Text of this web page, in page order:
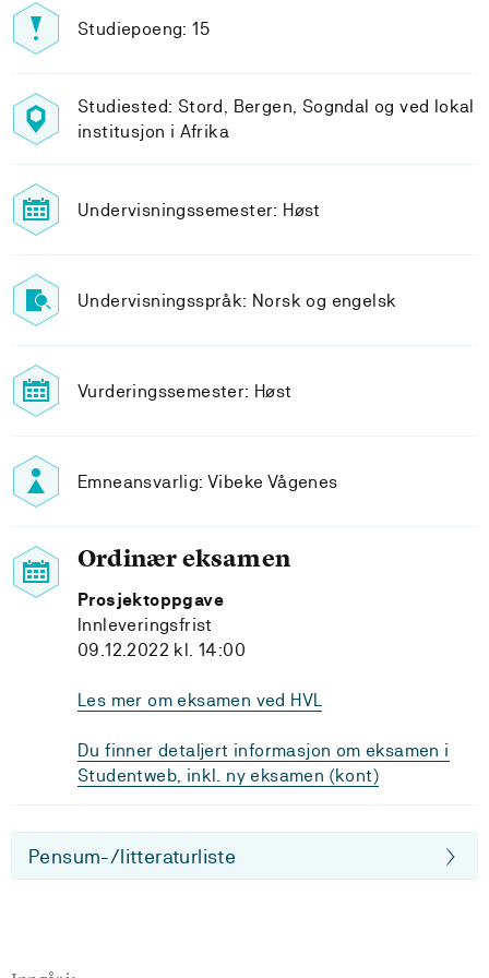
Studiepoeng: 15
Studiested: Stord, Bergen, Sogndal og ved lokal
institusjon i Afrika
Undervisningssemester: Høst
Undervisningsspråk: Norsk og engelsk
Vurderingssemester: Høst
Emneansvarlig: Vibeke Vågenes
Ordinær eksamen
Prosjektoppgave
Innleveringsfrist
09.12.2022 kl. 14:00
Les mer om eksamen ved HVL
Du finner detaljert informasjon om eksamen i
Studentweb, inkl. ny eksamen (kont)
Pensum-/litteraturliste